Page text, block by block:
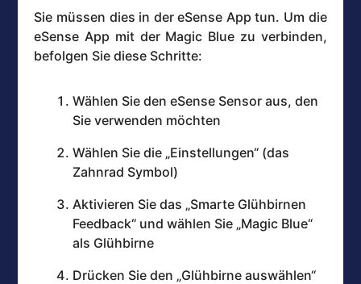
Sie müssen dies in der eSense App tun. Um die
eSense App mit der Magic Blue zu verbinden,
befolgen Sie diese Schritte:
Wählen Sie den eSense Sensor aus, den
Sie verwenden möchten
Wählen Sie die „Einstellungen“ (das
Zahnrad Symbol)
Aktivieren Sie das „Smarte Glühbirnen
Feedback“ und wählen Sie „Magic Blue“
als Glühbirne
Drücken Sie den „Glühbirne auswählen“